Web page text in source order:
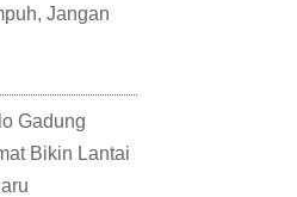
Jangan
Gadung
Bikin Lantai